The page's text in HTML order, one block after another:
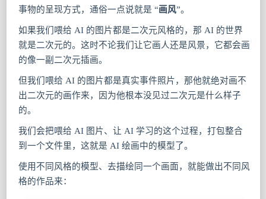
事物的呈现方式，通俗一点说就是 “画风”。
如果我们喂给 AI 的图片都是二次元风格的，那 AI 的世界
就是二次元的。这时不论我们让它画人还是风景，它都会画
的像一副二次元插画。
但我们喂给 AI 的图片都是真实事件照片，那他就绝对画不
出二次元的画作来，因为他根本没见过二次元是什么样子
的。
我们会把喂给 AI 图片、让 AI 学习的这个过程，打包整合
到一个文件里，这就是 AI 绘画中的模型了。
使用不同风格的模型、去描绘同一个画面，就能做出不同风
格的作品来：